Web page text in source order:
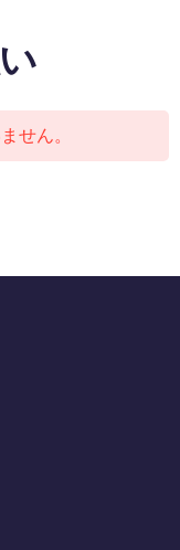
せん。